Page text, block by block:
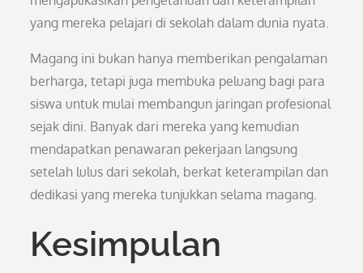
yang mereka pelajari di sekolah dalam dunia nyata.
Magang ini bukan hanya memberikan pengalaman
berharga, tetapi juga membuka peluang bagi para
siswa untuk mulai membangun jaringan profesional
sejak dini. Banyak dari mereka yang kemudian
mendapatkan penawaran pekerjaan langsung
setelah lulus dari sekolah, berkat keterampilan dan
dedikasi yang mereka tunjukkan selama magang.
Kesimpulan